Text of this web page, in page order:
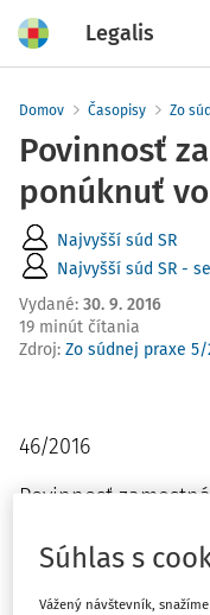
Legalis
Domov Časopisy Zo
Povinnosť
ponúknuť
Najvyšší súd SR
Najvyšší súd SR -
Vydané: 30. 9. 2016
19 minút čítania
Zdroj: Zo súdnej praxe 5/
46/2016
Povinnosť
Súhlas s
Vážený návštevník,